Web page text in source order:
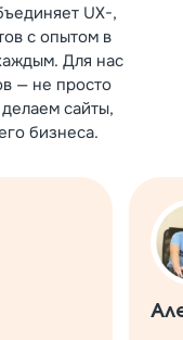
UX-,
с опытом в
Для нас
— не просто
сайты,
бизнеса.